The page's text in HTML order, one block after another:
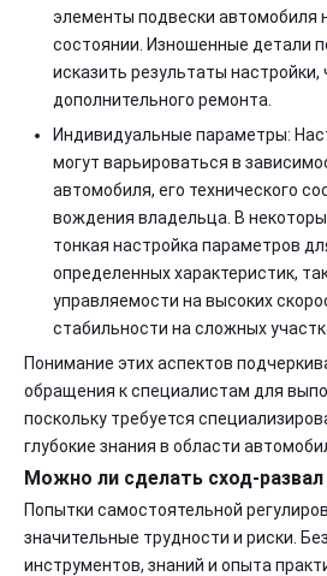
элементы подвески автомобиля
состоянии. Изношенные детали
исказить результаты настройки,
дополнительного ремонта.
Индивидуальные параметры:
могут варьироваться в
автомобиля, его технического
вождения владельца. В
тонкая настройка параметров
определенных характеристик,
управляемости на высоких
стабильности на сложных
Понимание этих аспектов
обращения к специалистам для
поскольку требуется
глубокие знания в области
Можно ли сделать сход-
Попытки самостоятельной
значительные трудности и риски.
инструментов, знаний и опыта